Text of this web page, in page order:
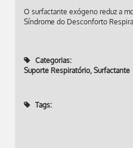
O surfactante exógeno reduz a
Síndrome do Desconforto
Categorias:
Suporte Respiratório, Surfactante
Tags: